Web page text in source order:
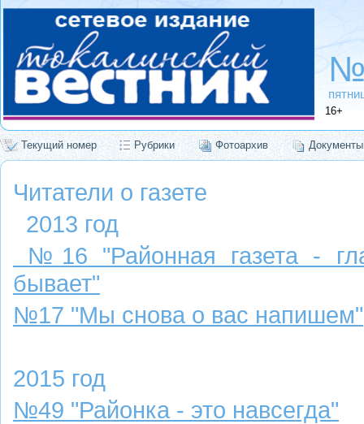
16+
Текущий номер Рубрики Фотоархив Документы
Читатели о газете
2013 год
№16 "Районная газета -
бывает"
№17 "Мы снова о вас напишем"
2015 год
№49 "Районка - это навсегда"